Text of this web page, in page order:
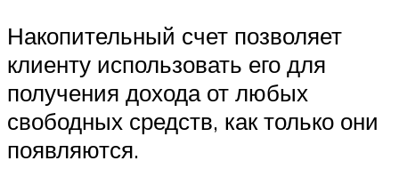
Накопительный счет позволяет
клиенту использовать его для
получения дохода от любых
свободных средств, как только они
появляются.